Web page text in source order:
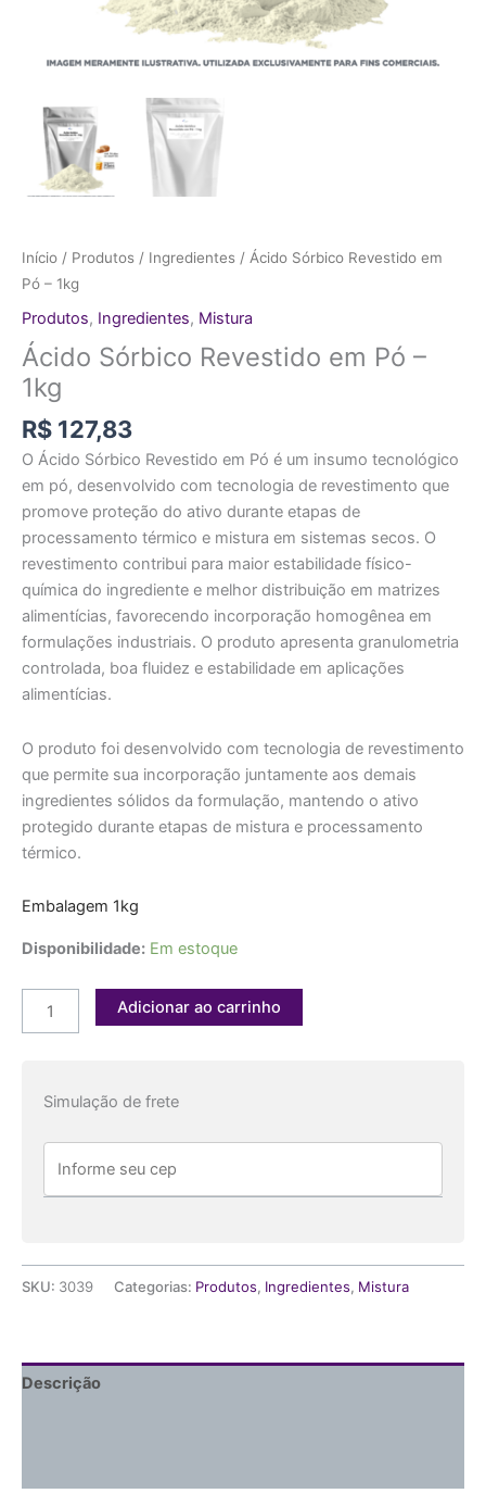
Início / Produtos / Ingredientes / Ácido Sórbico Revestido em
Pó – 1kg
Produtos, Ingredientes, Mistura
Ácido Sórbico Revestido em Pó –
1kg
R$ 127,83
O Ácido Sórbico Revestido em Pó é um insumo tecnológico
em pó, desenvolvido com tecnologia de revestimento que
promove proteção do ativo durante etapas de
processamento térmico e mistura em sistemas secos. O
revestimento contribui para maior estabilidade físico-
química do ingrediente e melhor distribuição em matrizes
alimentícias, favorecendo incorporação homogênea em
formulações industriais. O produto apresenta granulometria
controlada, boa fluidez e estabilidade em aplicações
alimentícias.
O produto foi desenvolvido com tecnologia de revestimento
que permite sua incorporação juntamente aos demais
ingredientes sólidos da formulação, mantendo o ativo
protegido durante etapas de mistura e processamento
térmico.
Embalagem 1kg
Disponibilidade: Em estoque
Adicionar ao carrinho
Simulação de frete
SKU: 3039 Categorias: Produtos, Ingredientes, Mistura
Descrição